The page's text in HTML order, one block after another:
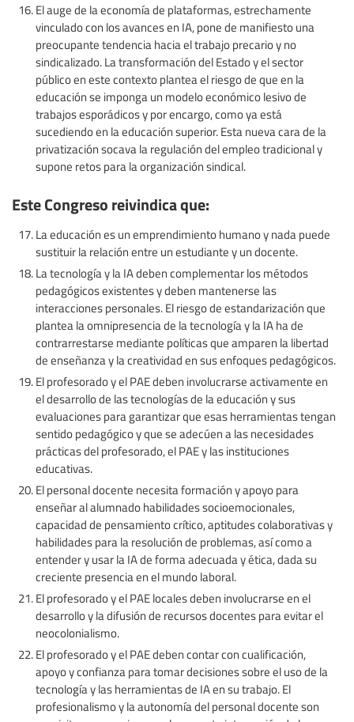
El auge de la economía de plataformas, estrechamente
vinculado con los avances en IA, pone de manifiesto una
preocupante tendencia hacia el trabajo precario y no
sindicalizado. La transformación del Estado y el sector
público en este contexto plantea el riesgo de que en la
educación se imponga un modelo económico lesivo de
trabajos esporádicos y por encargo, como ya está
sucediendo en la educación superior. Esta nueva cara de la
privatización socava la regulación del empleo tradicional y
supone retos para la organización sindical.
Este Congreso reivindica que:
La educación es un emprendimiento humano y nada puede
sustituir la relación entre un estudiante y un docente.
La tecnología y la IA deben complementar los métodos
pedagógicos existentes y deben mantenerse las
interacciones personales. El riesgo de estandarización que
plantea la omnipresencia de la tecnología y la IA ha de
contrarrestarse mediante políticas que amparen la libertad
de enseñanza y la creatividad en sus enfoques pedagógicos.
El profesorado y el PAE deben involucrarse activamente en
el desarrollo de las tecnologías de la educación y sus
evaluaciones para garantizar que esas herramientas tengan
sentido pedagógico y que se adecúen a las necesidades
prácticas del profesorado, el PAE y las instituciones
educativas.
El personal docente necesita formación y apoyo para
enseñar al alumnado habilidades socioemocionales,
capacidad de pensamiento crítico, aptitudes colaborativas y
habilidades para la resolución de problemas, así como a
entender y usar la IA de forma adecuada y ética, dada su
creciente presencia en el mundo laboral.
El profesorado y el PAE locales deben involucrarse en el
desarrollo y la difusión de recursos docentes para evitar el
neocolonialismo.
El profesorado y el PAE deben contar con cualificación,
apoyo y confianza para tomar decisiones sobre el uso de la
tecnología y las herramientas de IA en su trabajo. El
profesionalismo y la autonomía del personal docente son